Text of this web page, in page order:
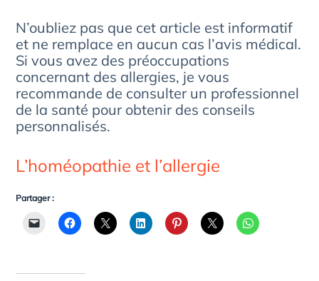
N’oubliez pas que cet article est informatif
et ne remplace en aucun cas l’avis médical.
Si vous avez des préoccupations
concernant des allergies, je vous
recommande de consulter un professionnel
de la santé pour obtenir des conseils
personnalisés.
L’homéopathie et l’allergie
Partager :